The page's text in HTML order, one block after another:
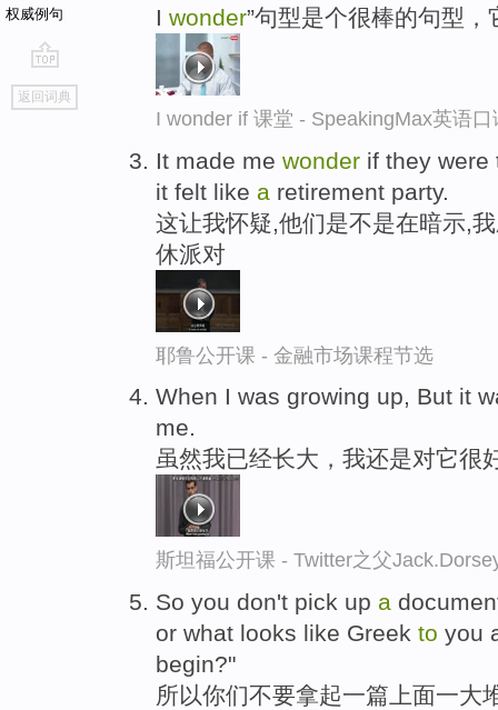
权威例句
go
top
返回词典
I wonder”句型是个很棒的句型
I wonder if 课堂 - SpeakingMax英语口
It made me wonder if they
it felt like a retirement party.
这让我怀疑,他们是不是在暗示,
休派对
耶鲁公开课 - 金融市场课程节选
When I was growing up, But it
me.
虽然我已经长大，我还是对它很
斯坦福公开课 - Twitter之父
So you don't pick up a
or what looks like Greek to you
begin?"
所以你们不要拿起一篇上面一大